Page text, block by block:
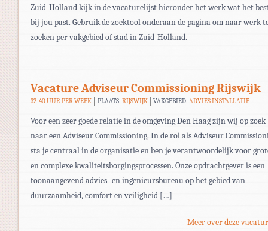
Zuid-Holland kijk in de vacaturelijst hieronder het werk wat het
bij jou past. Gebruik de zoektool onderaan de pagina om naar werk
zoeken per vakgebied of stad in Zuid-Holland.
Vacature Adviseur Commissioning Rijswijk
32-40 UUR PER WEEK PLAATS: RIJSWIJK VAKGEBIED:ADVIES INSTALLATIE
Voor een zeer goede relatie in de omgeving Den Haag zijn wij op zoek
naar een Adviseur Commissioning. In de rol als Adviseur
sta je centraal in de organisatie en ben je verantwoordelijk voor
en complexe kwaliteitsborgingsprocessen. Onze opdrachtgever is een
toonaangevend advies- en ingenieursbureau op het gebied van
duurzaamheid, comfort en veiligheid […]
Meer over deze